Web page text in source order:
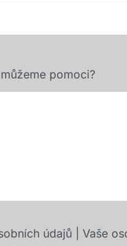
pomoci?
údajů | Vaše